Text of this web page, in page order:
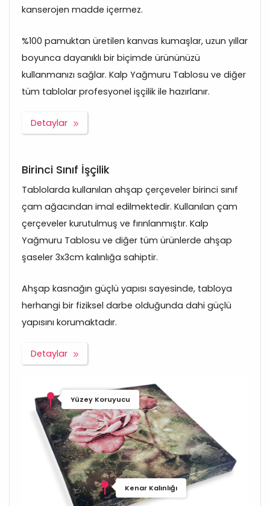
kanserojen madde içermez.
%100 pamuktan üretilen kanvas kumaşlar, uzun yıllar
boyunca dayanıklı bir biçimde ürününüzü
kullanmanızı sağlar. Kalp Yağmuru Tablosu ve diğer
tüm tablolar profesyonel işçilik ile hazırlanır.
Detaylar
Birinci Sınıf İşçilik
Tablolarda kullanılan ahşap çerçeveler birinci sınıf
çam ağacından imal edilmektedir. Kullanılan çam
çerçeveler kurutulmuş ve fırınlanmıştır. Kalp
Yağmuru Tablosu ve diğer tüm ürünlerde ahşap
şaseler 3x3cm kalınlığa sahiptir.
Ahşap kasnağın güçlü yapısı sayesinde, tabloya
herhangi bir fiziksel darbe olduğunda dahi güçlü
yapısını korumaktadır.
Detaylar
Yüzey Koruyucu
Kenar Kalınlığı